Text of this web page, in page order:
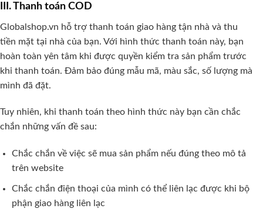
III. Thanh toán COD
Globalshop.vn hỗ trợ thanh toán giao hàng tận nhà và thu
tiền mặt tại nhà của bạn. Với hình thức thanh toán này, bạn
hoàn toàn yên tâm khi được quyền kiểm tra sản phẩm trước
khi thanh toán. Đảm bảo đúng mẫu mã, màu sắc, số lượng mà
mình đã đặt.
Tuy nhiên, khi thanh toán theo hình thức này bạn cần chắc
chắn những vấn đề sau:
Chắc chắn về việc sẽ mua sản phẩm nếu đúng theo mô tả
trên website
Chắc chắn điện thoại của mình có thể liên lạc được khi bộ
phận giao hàng liên lạc